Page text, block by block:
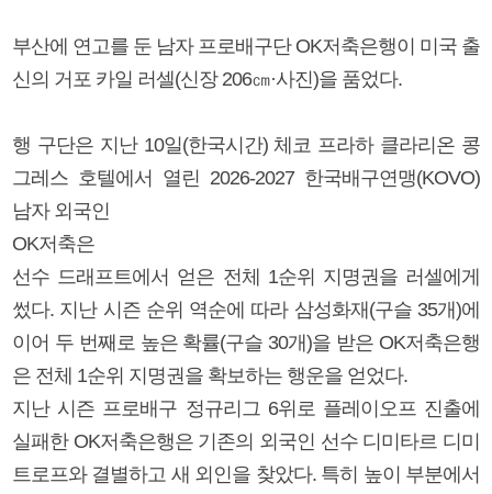
부산에 연고를 둔 남자 프로배구단 OK저축은행이 미국 출
신의 거포 카일 러셀(신장 206㎝·사진)을 품었다.
행 구단은 지난 10일(한국시간) 체코 프라하 클라리온 콩
그레스 호텔에서 열린 2026-2027 한국배구연맹(KOVO)
남자 외국인
OK저축은
선수 드래프트에서 얻은 전체 1순위 지명권을 러셀에게
썼다. 지난 시즌 순위 역순에 따라 삼성화재(구슬 35개)에
이어 두 번째로 높은 확률(구슬 30개)을 받은 OK저축은행
은 전체 1순위 지명권을 확보하는 행운을 얻었다.
지난 시즌 프로배구 정규리그 6위로 플레이오프 진출에
실패한 OK저축은행은 기존의 외국인 선수 디미타르 디미
트로프와 결별하고 새 외인을 찾았다. 특히 높이 부분에서